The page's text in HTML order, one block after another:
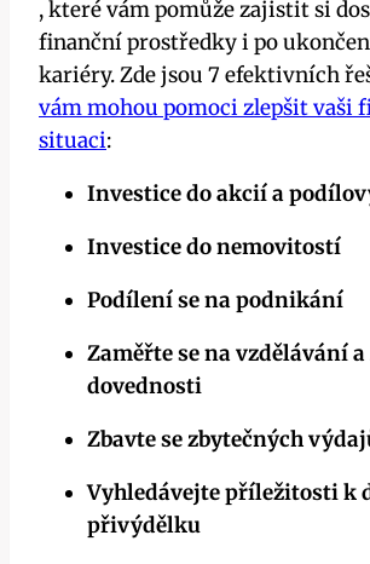
, které vám pomůže zajistit si
finanční prostředky i po
kariéry. Zde jsou 7 efektivních
vám mohou pomoci zlepšit vaši
situaci:
Investice do akcií a
Investice do nemovitostí
Podílení se na podnikání
Zaměřte se na vzdělávání
dovednosti
Zbavte se zbytečných
Vyhledávejte příležitosti k
přivýdělku